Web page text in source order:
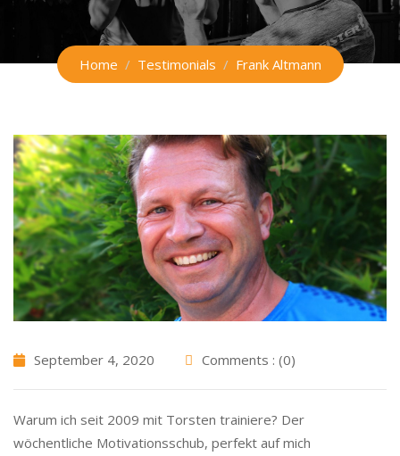
Home Testimonials Frank Altmann
September 4, 2020 Comments : (0)
Warum ich seit 2009 mit Torsten trainiere? Der
wöchentliche Motivationsschub, perfekt auf mich